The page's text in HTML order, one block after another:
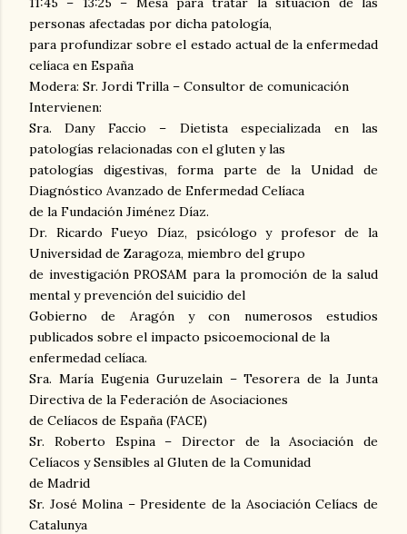
personas afectadas por dicha patología,
para profundizar sobre el estado actual de la enfermedad
celíaca en España
Modera: Sr. Jordi Trilla – Consultor de comunicación
Intervienen:
Sra. Dany Faccio – Dietista especializada en las
patologías relacionadas con el gluten y las
patologías digestivas, forma parte de la Unidad de
Diagnóstico Avanzado de Enfermedad Celíaca
de la Fundación Jiménez Díaz.
Dr. Ricardo Fueyo Díaz, psicólogo y profesor de la
Universidad de Zaragoza, miembro del grupo
de investigación PROSAM para la promoción de la salud
mental y prevención del suicidio del
Gobierno de Aragón y con numerosos estudios
publicados sobre el impacto psicoemocional de la
enfermedad celíaca.
Sra. María Eugenia Guruzelain – Tesorera de la Junta
Directiva de la Federación de Asociaciones
de Celíacos de España (FACE)
Sr. Roberto Espina – Director de la Asociación de
Celíacos y Sensibles al Gluten de la Comunidad
de Madrid
Sr. José Molina – Presidente de la Asociación Celíacs de
Catalunya